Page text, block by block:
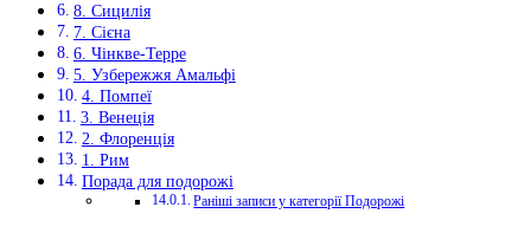
8. Сицилія
7. Сієна
6. Чінкве-Терре
5. Узбережжя Амальфі
4. Помпеї
3. Венеція
2. Флоренція
1. Рим
Порада для подорожі
Раніші записи у категорії Подорожі